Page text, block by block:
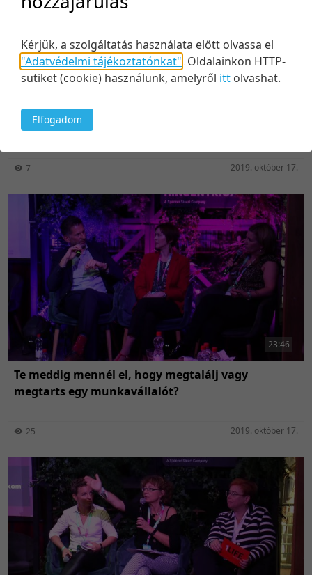
22:42
Találd meg a saját hangodat!
7 2019. október 17.
23:46
Te meddig mennél el, hogy megtalálj vagy
megtarts egy munkavállalót?
25 2019. október 17.
Kérjük, a szolgáltatás használata előtt olvassa el
"Adatvédelmi tájékoztatónkat" Oldalainkon HTTP-
sütiket (cookie) használunk, amelyről itt olvashat.
Elfogadom